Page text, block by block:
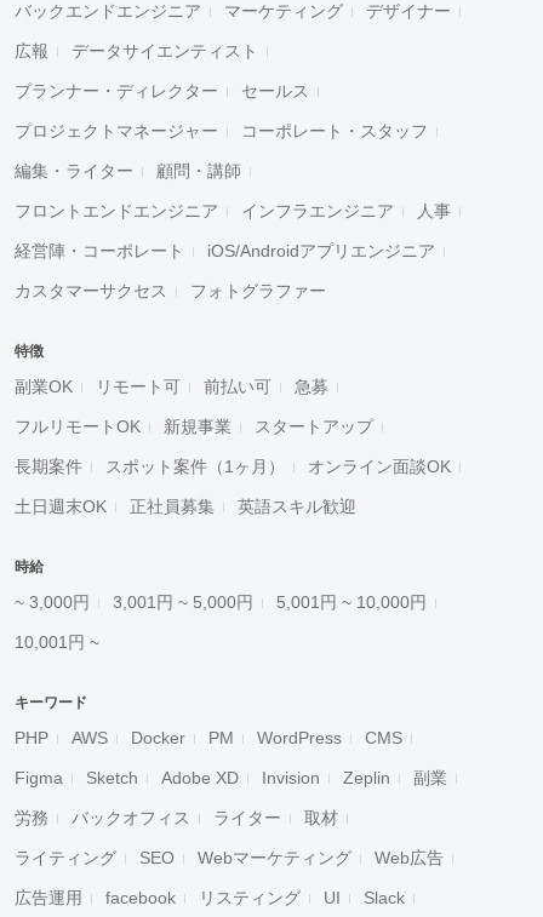
バックエンドエンジニア マーケティング デザイナー
広報 データサイエンティスト
プランナー・ディレクター セールス
プロジェクトマネージャー コーポレート・スタッフ
編集・ライター 顧問・講師
フロントエンドエンジニア インフラエンジニア 人事
経営陣・コーポレート iOS/Androidアプリエンジニア
カスタマーサクセス フォトグラファー
特徴
副業OK リモート可 前払い可 急募
フルリモートOK 新規事業 スタートアップ
長期案件 スポット案件（1ヶ月） オンライン面談OK
土日週末OK 正社員募集 英語スキル歓迎
時給
~ 3,000円 3,001円 ~ 5,000円 5,001円 ~ 10,000円
10,001円 ~
キーワード
PHP AWS Docker PM WordPress CMS
Figma Sketch Adobe XD Invision Zeplin 副業
労務 バックオフィス ライター 取材
ライティング SEO Webマーケティング Web広告
広告運用 facebook リスティング UI Slack